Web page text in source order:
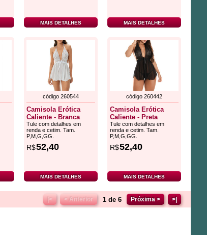
MAIS DETALHES MAIS DETALHES
código 260544
Camisola Erótica
Caliente - Branca
Tule com detalhes em
renda e cetim. Tam.
P,M,G,GG.
R$52,40
MAIS DETALHES
código 260442
Camisola Erótica
Caliente - Preta
Tule com detalhes em
renda e cetim. Tam.
P,M,G,GG.
R$52,40
MAIS DETALHES
|< < Anterior 1 de 6 Próxima > >|